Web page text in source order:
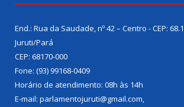
End.: Rua da Saudade, nº 42 – Centro - CEP:
Juruti/Pará
CEP: 68170-000
Fone: (93) 99168-0409
Horário de atendimento: 08h às 14h
E-mail: parlamentojuruti@gmail.com,